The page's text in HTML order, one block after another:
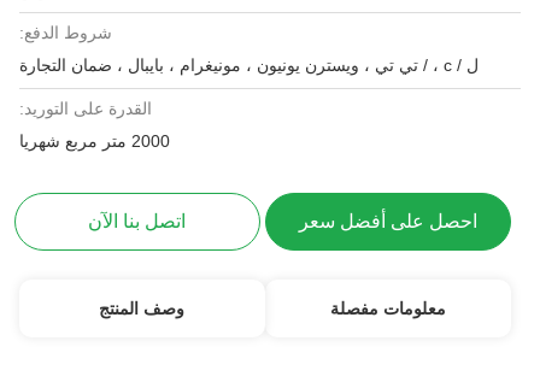
شروط الدفع:
ل / c ، / تي تي ، ويسترن يونيون ، مونيغرام ، بايبال ، ضمان التجارة
القدرة على التوريد:
2000 متر مربع شهريا
احصل على أفضل سعر اتصل بنا الآن
معلومات مفصلة وصف المنتج